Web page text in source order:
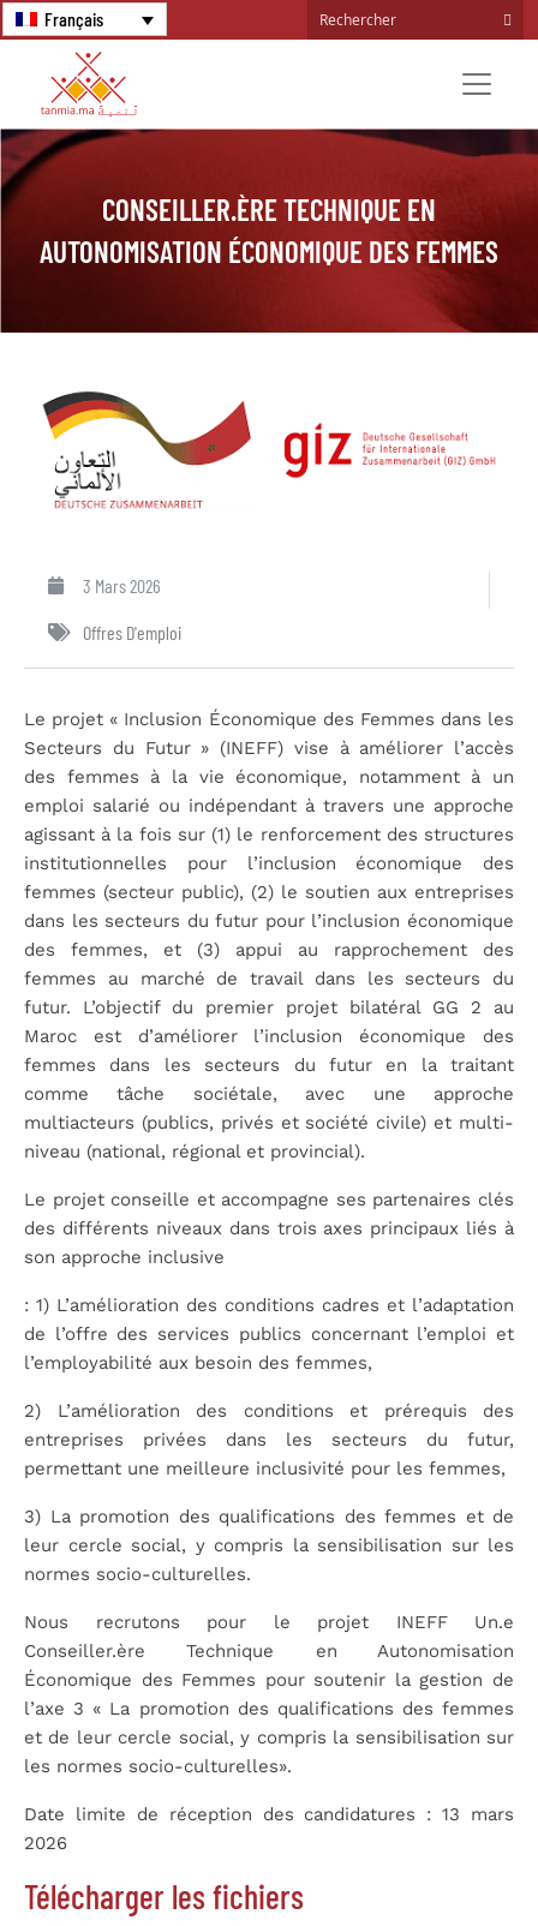
Français
CONSEILLER.ÈRE TECHNIQUE EN
AUTONOMISATION ÉCONOMIQUE DES FEMMES
3 Mars 2026
Offres D'emploi
Le projet « Inclusion Économique des Femmes dans les
Secteurs du Futur » (INEFF) vise à améliorer l’accès
des femmes à la vie économique, notamment à un
emploi salarié ou indépendant à travers une approche
agissant à la fois sur (1) le renforcement des structures
institutionnelles pour l’inclusion économique des
femmes (secteur public), (2) le soutien aux entreprises
dans les secteurs du futur pour l’inclusion économique
des femmes, et (3) appui au rapprochement des
femmes au marché de travail dans les secteurs du
futur. L’objectif du premier projet bilatéral GG 2 au
Maroc est d’améliorer l’inclusion économique des
femmes dans les secteurs du futur en la traitant
comme tâche sociétale, avec une approche
multiacteurs (publics, privés et société civile) et multi-
niveau (national, régional et provincial).
Le projet conseille et accompagne ses partenaires clés
des différents niveaux dans trois axes principaux liés à
son approche inclusive
: 1) L’amélioration des conditions cadres et l’adaptation
de l’offre des services publics concernant l’emploi et
l’employabilité aux besoin des femmes,
2) L’amélioration des conditions et prérequis des
entreprises privées dans les secteurs du futur,
permettant une meilleure inclusivité pour les femmes,
3) La promotion des qualifications des femmes et de
leur cercle social, y compris la sensibilisation sur les
normes socio-culturelles.
Nous recrutons pour le projet INEFF Un.e
Conseiller.ère Technique en Autonomisation
Économique des Femmes pour soutenir la gestion de
l’axe 3 « La promotion des qualifications des femmes
et de leur cercle social, y compris la sensibilisation sur
les normes socio-culturelles».
Date limite de réception des candidatures : 13 mars
2026
Télécharger les fichiers